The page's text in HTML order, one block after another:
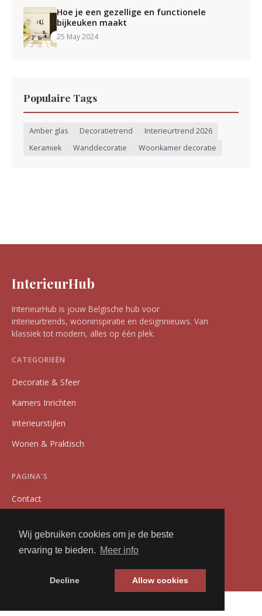
Wij gebruiken cookies om je de beste
ervaring te bieden. Meer info
Decline Allow cookies
Hoe je een gezellige en functionele
bijkeuken maakt
25 May 2024
Populaire Tags
Amber glas Decoratietrend
Interieurtrend 2026
Keramiek
Wanddecoratie Woonkamer decoratie
InterieurHub
InterieurHub is jouw Belgische hub voor
interieurtrends, wooninspiratie en designnieuws. Van
klassiek tot modern, alles op één plek.
CATEGORIEËN
Decoratie & Sfeer
Kamers Inrichten
Interieurstijlen
Wonen & Praktisch
PAGINA'S
Contact
Algemene Voorwaarden